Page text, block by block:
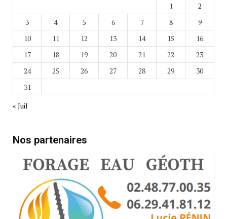
1
2
3
4 5 6 7 8
9
10
11 12 13 14 15
16
17
18 19 20 21 22
23
24
25 26 27 28 29
30
31
« Juil
Nos partenaires